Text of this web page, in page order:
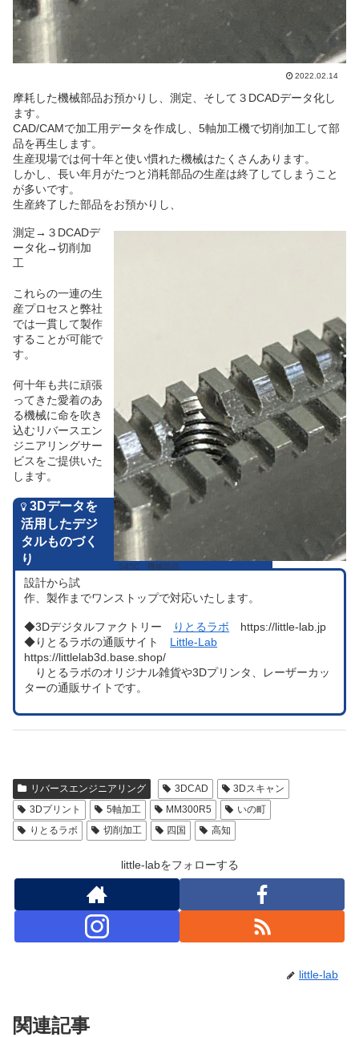
2022.02.14
摩耗した機械部品お預かりし、測定、そして３DCADデータ化し
ます。
CAD/CAMで加工用データを作成し、5軸加工機で切削加工して部
品を再生します。
生産現場では何十年と使い慣れた機械はたくさんあります。
しかし、長い年月がたつと消耗部品の生産は終了してしまうこと
が多いです。
生産終了した部品をお預かりし、
S45C 機械部品
測定→３DCADデ
ータ化→切削加
工
これらの一連の生
産プロセスと弊社
では一貫して製作
することが可能で
す。
何十年も共に頑張
ってきた愛着のあ
る機械に命を吹き
込むリバースエン
ジニアリングサー
ビスをご提供いた
します。
3Dデータを
活用したデジ
タルものづく
り
設計から試
作、製作までワンストップで対応いたします。
◆3Dデジタルファクトリー りとるラボ https://little-lab.jp
◆りとるラボの通販サイト Little-Lab
https://littlelab3d.base.shop/
りとるラボのオリジナル雑貨や3Dプリンタ、レーザーカッ
ターの通販サイトです。
リバースエンジニアリング 3DCAD
3Dスキャン
3Dプリント
5軸加工 MM300R5
いの町
りとるラボ
切削加工 四国 高知
little-labをフォローする
little-lab
関連記事